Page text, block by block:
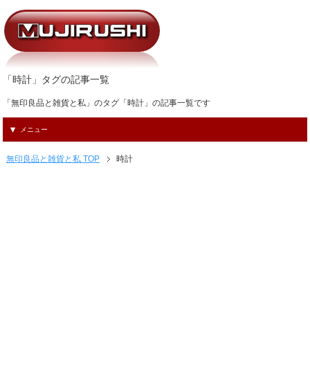
「時計」タグの記事一覧
「無印良品と雑貨と私」のタグ「時計」の記事一覧です
メニュー
無印良品と雑貨と私 TOP 時計